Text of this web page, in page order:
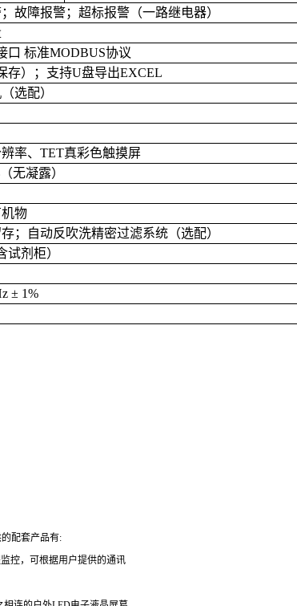
故障报警；超标报警（一路继电器）
口 标准MODBUS协议
存）；支持U盘导出EXCEL
选配）
率、 TET真彩色触摸屏
（无凝露）
物
；自动反吹洗精密过滤系统（选配）
试剂柜）
± 1%
配套产品有:
控，可根据用户提供的通讯